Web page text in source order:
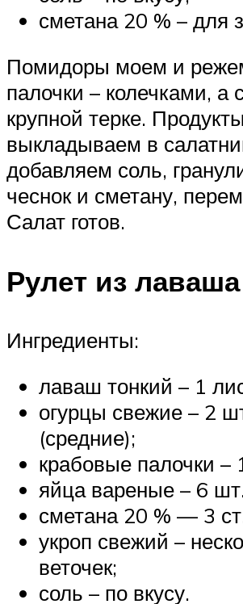
сметана 20 % – для
Помидоры моем и
палочки – колечками, а
крупной терке. Продукты
выкладываем в
добавляем соль,
чеснок и сметану,
Салат готов.
Рулет из лаваша
Ингредиенты:
лаваш тонкий – 1
огурцы свежие – 2
(средние);
крабовые палочки –
яйца вареные – 6
сметана 20 % — 3
укроп свежий –
веточек;
соль – по вкусу.